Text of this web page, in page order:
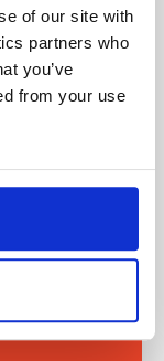
of our site with
partners who
you’ve
from your use
nuostatais
ir sąlygomis